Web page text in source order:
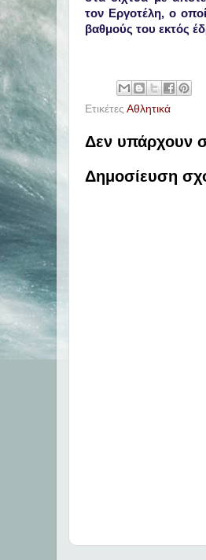
τον Εργοτέλη, ο
βαθμούς του εκτός
Ετικέτες Αθλητικά
Δεν υπάρχουν
Δημοσίευση